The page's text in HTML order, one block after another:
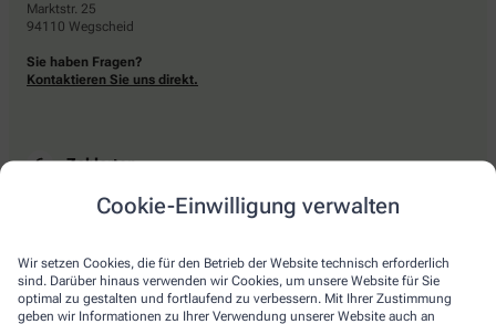
Cookie-Einwilligung verwalten
Wir setzen Cookies, die für den Betrieb der Website technisch erforderlich
sind. Darüber hinaus verwenden wir Cookies, um unsere Website für Sie
optimal zu gestalten und fortlaufend zu verbessern. Mit Ihrer Zustimmung
geben wir Informationen zu Ihrer Verwendung unserer Website auch an
Marktstr. 25
94110 Wegscheid
Sie haben Fragen?
Kontaktieren Sie uns direkt.
Zahlarten
Bar oder mit einer anderen akzeptierten Zahlungsart Ihrer Apotheke vor Ort.
Lieferarten